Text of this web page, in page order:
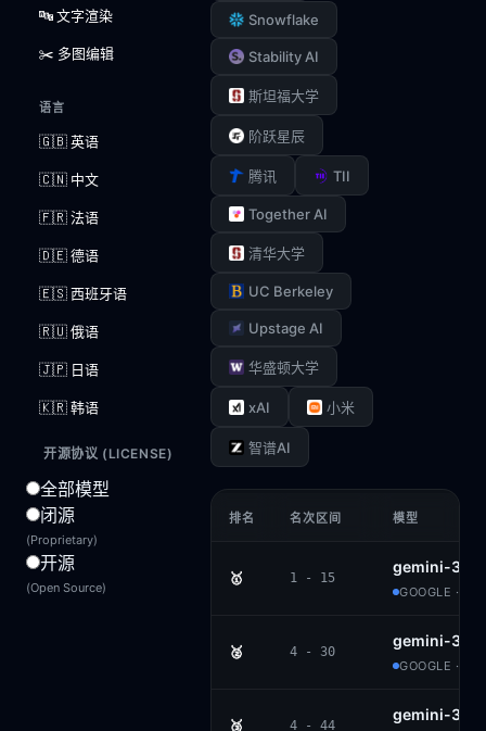
🔤 文字渲染
✂️ 多图编辑
语言
🇬🇧 英语
🇨🇳 中文
🇫🇷 法语
🇩🇪 德语
🇪🇸 西班牙语
🇷🇺 俄语
🇯🇵 日语
🇰🇷 韩语
开源协议 (LICENSE)
全部模型
闭源
(Proprietary)
开源
(Open Source)
Snowflake
Stability AI
斯坦福大学
阶跃星辰
腾讯 TII
Together AI
清华大学
UC Berkeley
Upstage AI
华盛顿大学
xAI 小米
智谱AI
排名 名次区间 模型
🥇 1 - 15
gemini-3.1-
GOOGLE ·
🥈 4 - 30
gemini-3-
GOOGLE ·
🥉 4 - 44
gemini-3.5-